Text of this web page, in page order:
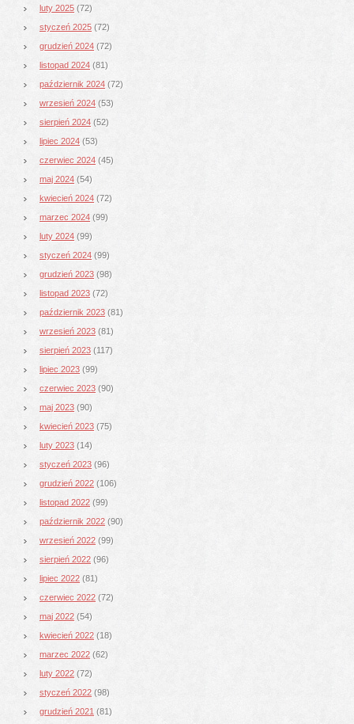
luty 2025 (72)
styczeń 2025 (72)
grudzień 2024 (72)
listopad 2024 (81)
październik 2024 (72)
wrzesień 2024 (53)
sierpień 2024 (52)
lipiec 2024 (53)
czerwiec 2024 (45)
maj 2024 (54)
kwiecień 2024 (72)
marzec 2024 (99)
luty 2024 (99)
styczeń 2024 (99)
grudzień 2023 (98)
listopad 2023 (72)
październik 2023 (81)
wrzesień 2023 (81)
sierpień 2023 (117)
lipiec 2023 (99)
czerwiec 2023 (90)
maj 2023 (90)
kwiecień 2023 (75)
luty 2023 (14)
styczeń 2023 (96)
grudzień 2022 (106)
listopad 2022 (99)
październik 2022 (90)
wrzesień 2022 (99)
sierpień 2022 (96)
lipiec 2022 (81)
czerwiec 2022 (72)
maj 2022 (54)
kwiecień 2022 (18)
marzec 2022 (62)
luty 2022 (72)
styczeń 2022 (98)
grudzień 2021 (81)